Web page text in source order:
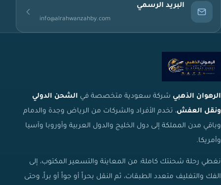
البريد الرسمي
info@alrahwanzahby.com
الرهوان الذهبي شركة سعودية متخصصة في الشحن الدولي
ونقل العفش، تخدم الأفراد والشركات من الرياض وجدة والدمام
وباقي مدن المملكة إلى دول الخليج والدول العربية وأوروبا وآسيا
وأمريكا.
نغطي رحلة شحنتك كاملة: من المعاينة والتسعير المكتوب، إلى
الفك والتغليف متعدد الطبقات، ثم النقل بحراً أو جواً أو براً، وحتى